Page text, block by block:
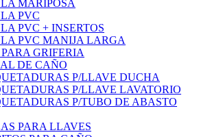
MARIPOSA
PVC
PVC + INSERTOS
PVC MANIJA LARGA
GRIFERIA
DE CAÑO
P/LLAVE DUCHA
P/LLAVE LAVATORIO
P/TUBO DE ABASTO
PARA LLAVES